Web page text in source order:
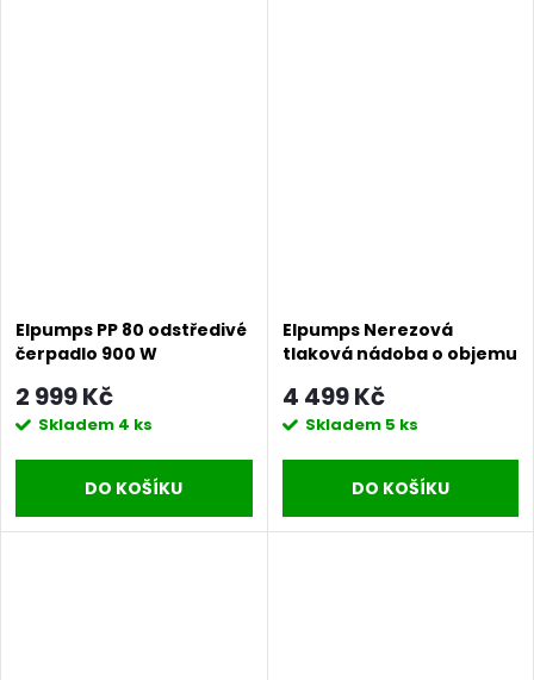
Elpumps PP 80 odstředivé
čerpadlo 900 W
2 999 Kč
Skladem 4 ks
DO KOŠÍKU
Elpumps Nerezová
tlaková nádoba o objemu
4 499 Kč
Skladem 5 ks
DO KOŠÍKU